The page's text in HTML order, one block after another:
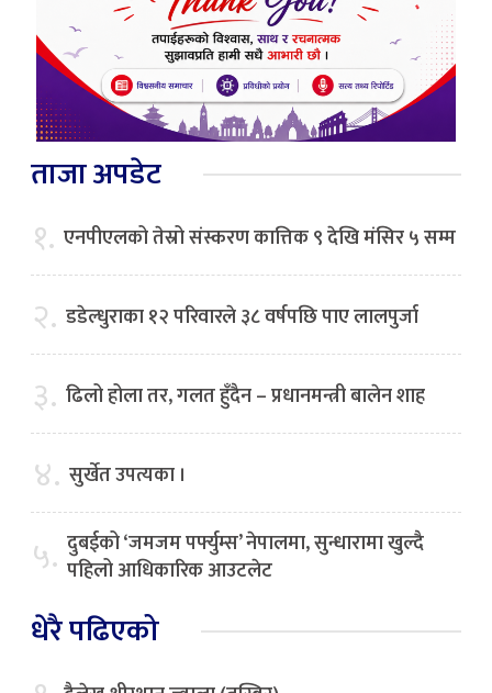
ताजा अपडेट
१. एनपीएलको तेस्रो संस्करण कात्तिक ९ देखि मंसिर ५ सम्म
२. डडेल्धुराका १२ परिवारले ३८ वर्षपछि पाए लालपुर्जा
३. ढिलो होला तर, गलत हुँदैन – प्रधानमन्त्री बालेन शाह
४. सुर्खेत उपत्यका ।
५. दुबईको ‘जमजम पर्फ्युम्स’ नेपालमा, सुन्धारामा खुल्दै
पहिलो आधिकारिक आउटलेट
धेरै पढिएको